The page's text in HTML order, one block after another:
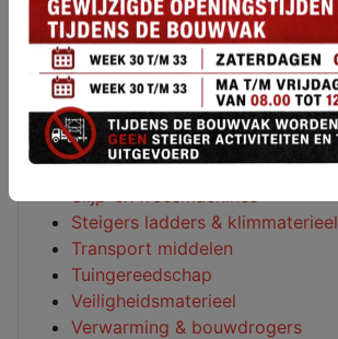
Metaalbewerking
Metselgereedschap
Overige machines
Reinigings machines
Sanitair
Schilderen behangen & lijmen
Schuurmachines
Slijp-en freesmachines
Steigers ladders & klimmaterieel
Transport middelen
Tuingereedschap
Veiligheidsmaterieel
Verwarming & bouwdrogers